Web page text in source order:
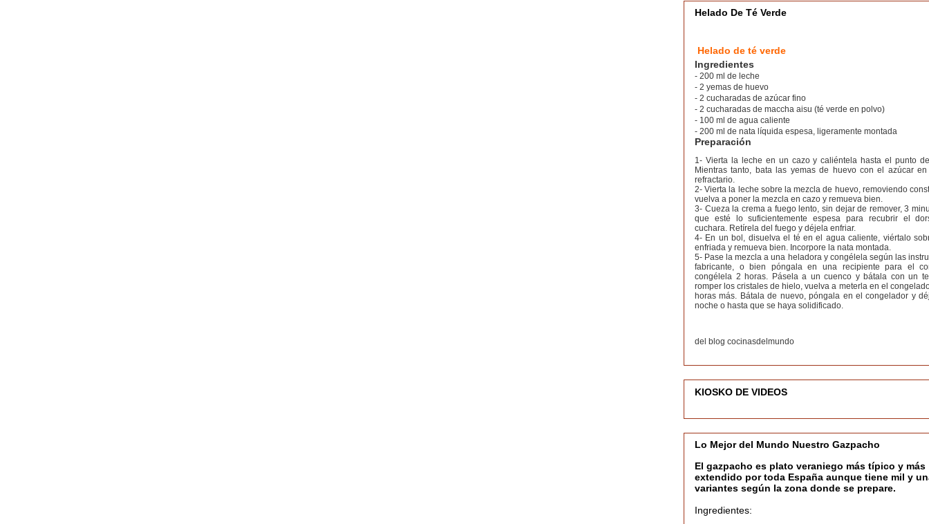
Helado De Té Verde
Helado de té verde
Ingredientes
- 200 ml de leche
- 2 yemas de huevo
- 2 cucharadas de azúcar fino
- 2 cucharadas de maccha aisu (té verde en polvo)
- 100 ml de agua caliente
- 200 ml de nata líquida espesa, ligeramente montada
Preparación
1- Vierta la leche en un cazo y caliéntela hasta el punto
Mientras tanto, bata las yemas de huevo con el azúcar
refractario.
2- Vierta la leche sobre la mezcla de huevo, removiendo
vuelva a poner la mezcla en cazo y remueva bien.
3- Cueza la crema a fuego lento, sin dejar de remover, 3
que esté lo suficientemente espesa para recubrir el
cuchara. Retírela del fuego y déjela enfriar.
4- En un bol, disuelva el té en el agua caliente, viértalo
enfriada y remueva bien. Incorpore la nata montada.
5- Pase la mezcla a una heladora y congélela según las
fabricante, o bien póngala en una recipiente para el
congélela 2 horas. Pásela a un cuenco y bátala con un
romper los cristales de hielo, vuelva a meterla en el
horas más. Bátala de nuevo, póngala en el congelador y
noche o hasta que se haya solidificado.
del blog cocinasdelmundo
KIOSKO DE VIDEOS
Lo Mejor del Mundo Nuestro Gazpacho
El gazpacho es plato veraniego más típico y más
extendido por toda España aunque tiene mil y
variantes según la zona donde se prepare.
Ingredientes: